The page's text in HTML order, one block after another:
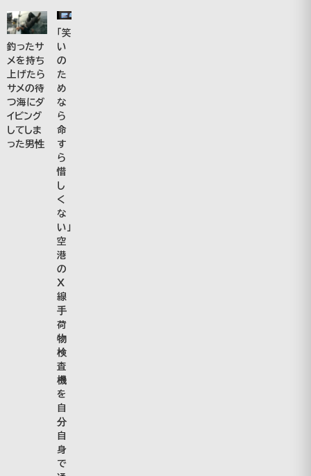
釣ったサ
メを持ち
上げたら
サメの待
つ海にダ
イビング
してしま
った男性
「笑
い
の
た
め
な
ら
命
す
ら
惜
し
く
な
い」
空
港
の
Ｘ
線
手
荷
物
検
査
機
を
自
分
自
身
で